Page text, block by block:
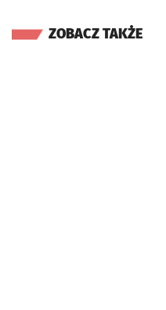
ZOBACZ TAKŻE